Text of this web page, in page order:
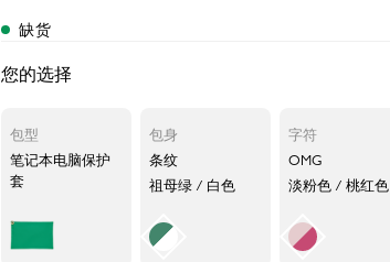
缺货
您的选择
包型
笔记本电脑保护
套
包身
条纹
祖母绿 / 白色
字符
OMG
淡粉色 / 桃红色